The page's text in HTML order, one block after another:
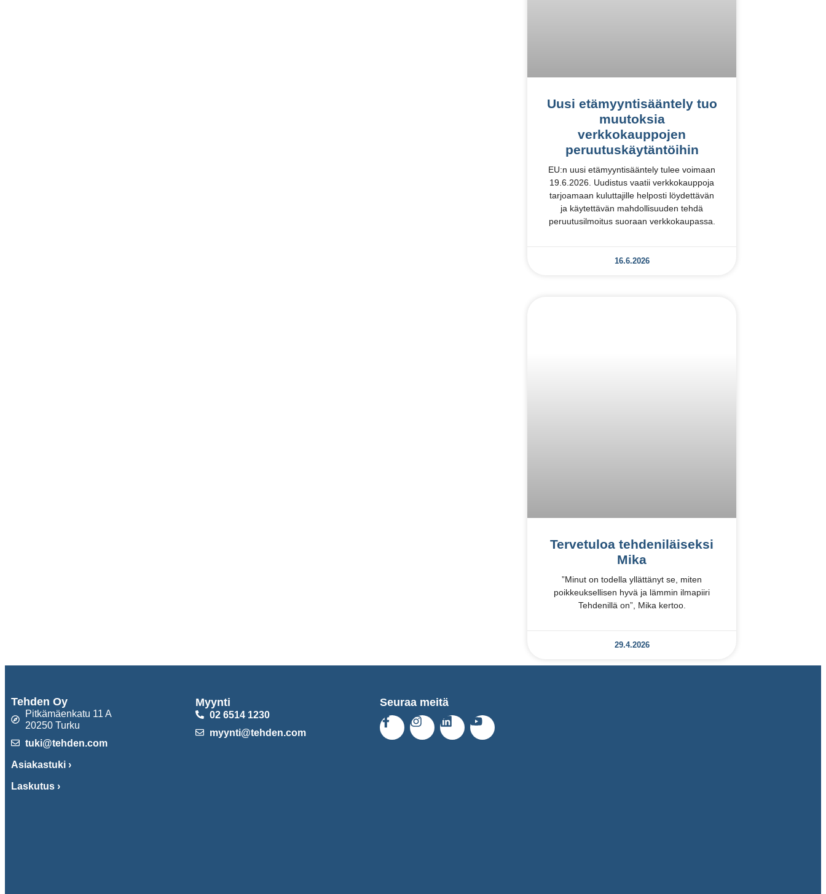
Uusi etämyyntisääntely tuo
muutoksia
verkkokauppojen
peruutuskäytäntöihin
EU:n uusi etämyyntisääntely tulee voimaan
19.6.2026. Uudistus vaatii verkkokauppoja
tarjoamaan kuluttajille helposti löydettävän
ja käytettävän mahdollisuuden tehdä
peruutusilmoitus suoraan verkkokaupassa.
16.6.2026
Tervetuloa tehdeniläiseksi
Mika
”Minut on todella yllättänyt se, miten
poikkeuksellisen hyvä ja lämmin ilmapiiri
Tehdenillä on”, Mika kertoo.
29.4.2026
Tehden Oy
Pitkämäenkatu 11 A
20250 Turku
tuki@tehden.com
Asiakastuki ›
Laskutus ›
Myynti
02 6514 1230
myynti@tehden.com
Seuraa meitä